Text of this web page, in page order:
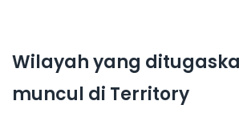
Wilayah yang
muncul di Territory